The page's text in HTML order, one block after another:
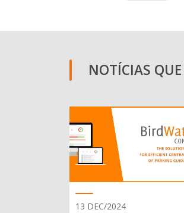
NOTÍCIAS
13 DEC/2024